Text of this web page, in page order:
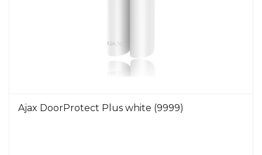
Ajax DoorProtect Plus white (9999)